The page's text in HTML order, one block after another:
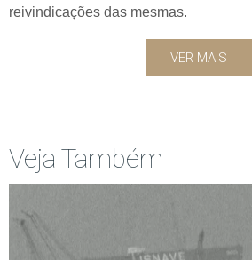
reivindicações das mesmas.
VER MAIS
Veja Também